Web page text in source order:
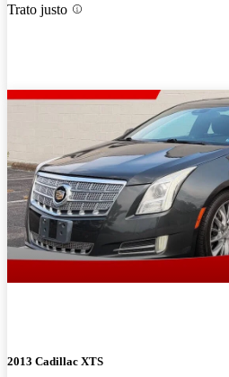
Trato justo
2013 Cadillac XTS